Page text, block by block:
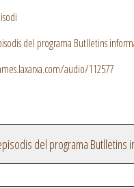
del programa Butlletins
audio/112577